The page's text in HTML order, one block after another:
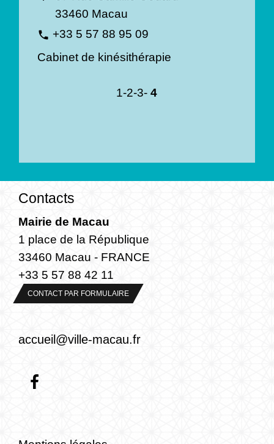
33460 Macau
phone +33 5 57 88 95 09
Cabinet de kinésithérapie
1-2-3-4
Contacts
Mairie de Macau
1 place de la République
33460 Macau - FRANCE
+33 5 57 88 42 11
CONTACT PAR FORMULAIRE
accueil@ville-macau.fr